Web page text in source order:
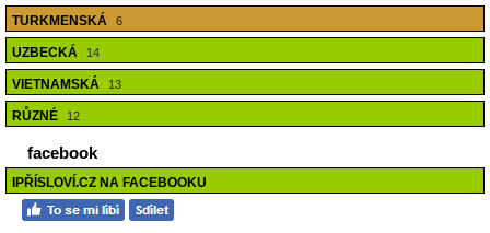
TURKMENSKÁ 6
UZBECKÁ 14
VIETNAMSKÁ 13
RŮZNÉ 12
facebook
IPŘÍSLOVÍ.CZ NA FACEBOOKU